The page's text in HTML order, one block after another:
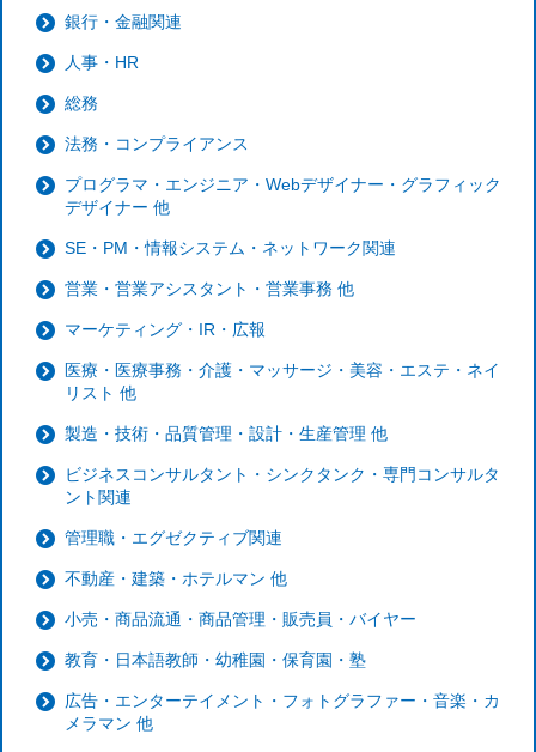
銀行・金融関連
人事・HR
総務
法務・コンプライアンス
プログラマ・エンジニア・Webデザイナー・グラフィック
デザイナー 他
SE・PM・情報システム・ネットワーク関連
営業・営業アシスタント・営業事務 他
マーケティング・IR・広報
医療・医療事務・介護・マッサージ・美容・エステ・ネイ
リスト 他
製造・技術・品質管理・設計・生産管理 他
ビジネスコンサルタント・シンクタンク・専門コンサルタ
ント関連
管理職・エグゼクティブ関連
不動産・建築・ホテルマン 他
小売・商品流通・商品管理・販売員・バイヤー
教育・日本語教師・幼稚園・保育園・塾
広告・エンターテイメント・フォトグラファー・音楽・カ
メラマン 他